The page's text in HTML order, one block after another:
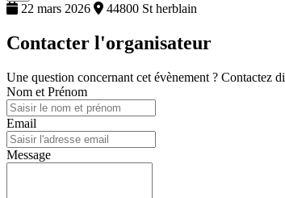
22 mars 2026 44800 St herblain
Contacter l'organisateur
Une question concernant cet évènement ? Contactez
Nom et Prénom
Email
Message